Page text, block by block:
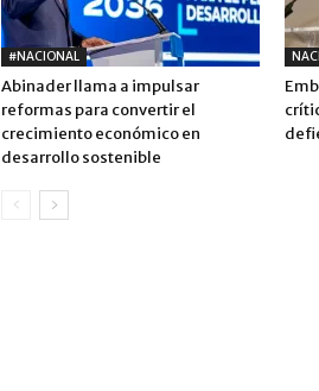
#NACIONAL
Abinader llama a impulsar
reformas para convertir el
crecimiento económico en
desarrollo sostenible